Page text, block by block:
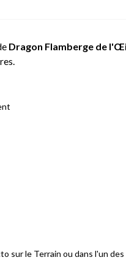
Dragon Flamberge de
sur le Terrain ou dans l'un